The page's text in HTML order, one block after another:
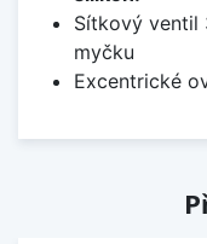
Sítkový ventil
myčku
Excentrické